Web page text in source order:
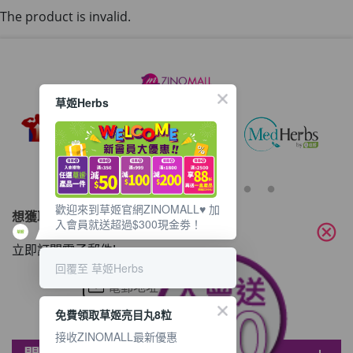
The product is invalid.
想獲取最新的優惠資訊？
立即訂閱電子郵件!
cancel
草姬Herbs
歡迎來到草姬官網ZINOMALL♥️ 加
入會員就送超過$300現金劵！
回覆至 草姬Herbs
免費領取草姬亮目丸8粒
接收ZINOMALL最新優惠